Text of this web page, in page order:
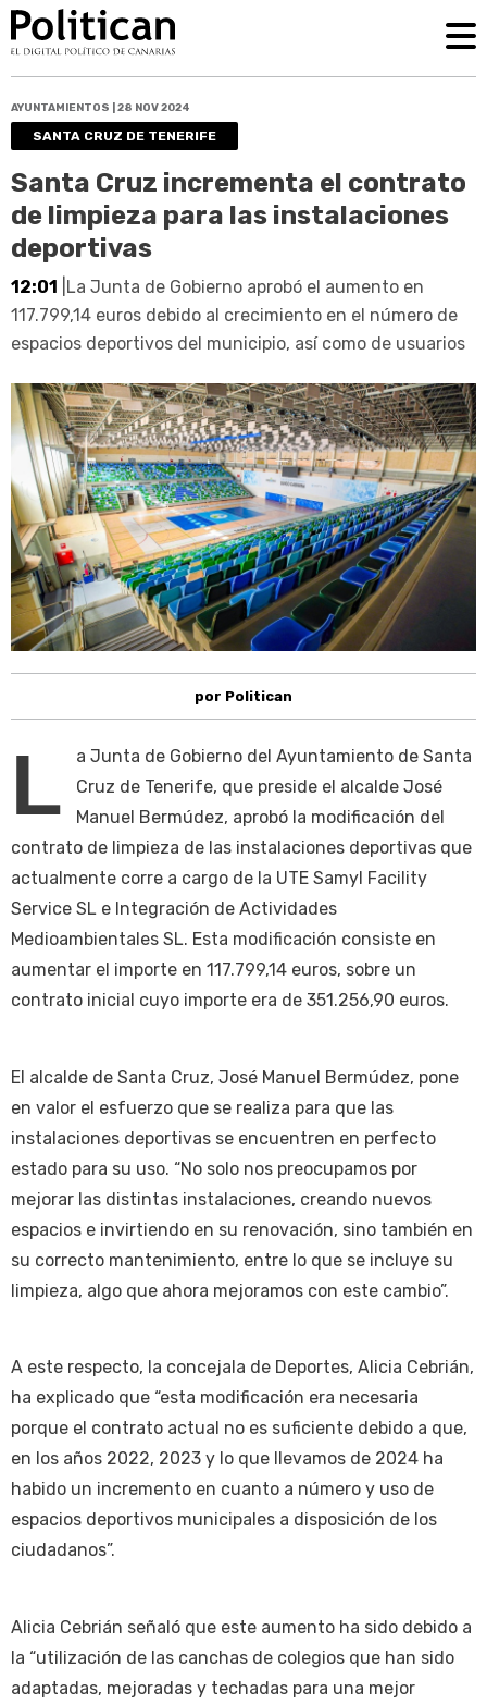
AYUNTAMIENTOS | 28 NOV 2024
SANTA CRUZ DE TENERIFE
Santa Cruz incrementa el contrato
de limpieza para las instalaciones
deportivas
12:01 |La Junta de Gobierno aprobó el aumento en
117.799,14 euros debido al crecimiento en el número de
espacios deportivos del municipio, así como de usuarios
por Politican
L
a Junta de Gobierno del Ayuntamiento de Santa
Cruz de Tenerife, que preside el alcalde José
Manuel Bermúdez, aprobó la modificación del
contrato de limpieza de las instalaciones deportivas que
actualmente corre a cargo de la UTE Samyl Facility
Service SL e Integración de Actividades
Medioambientales SL. Esta modificación consiste en
aumentar el importe en 117.799,14 euros, sobre un
contrato inicial cuyo importe era de 351.256,90 euros.
El alcalde de Santa Cruz, José Manuel Bermúdez, pone
en valor el esfuerzo que se realiza para que las
instalaciones deportivas se encuentren en perfecto
estado para su uso. “No solo nos preocupamos por
mejorar las distintas instalaciones, creando nuevos
espacios e invirtiendo en su renovación, sino también en
su correcto mantenimiento, entre lo que se incluye su
limpieza, algo que ahora mejoramos con este cambio”.
A este respecto, la concejala de Deportes, Alicia Cebrián,
ha explicado que “esta modificación era necesaria
porque el contrato actual no es suficiente debido a que,
en los años 2022, 2023 y lo que llevamos de 2024 ha
habido un incremento en cuanto a número y uso de
espacios deportivos municipales a disposición de los
ciudadanos”.
Alicia Cebrián señaló que este aumento ha sido debido a
la “utilización de las canchas de colegios que han sido
adaptadas, mejoradas y techadas para una mejor